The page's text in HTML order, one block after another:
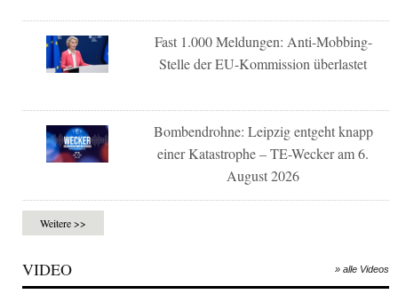
Fast 1.000 Meldungen: Anti-Mobbing-
Stelle der EU-Kommission überlastet
Bombendrohne: Leipzig entgeht knapp
einer Katastrophe – TE-Wecker am 6.
August 2026
Weitere >>
VIDEO » alle Videos